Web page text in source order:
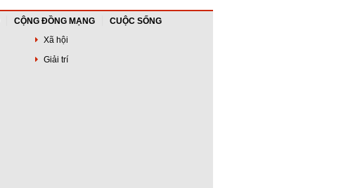
CỘNG ĐỒNG MẠNG
CUỘC SỐNG
Xã hội
Giải trí